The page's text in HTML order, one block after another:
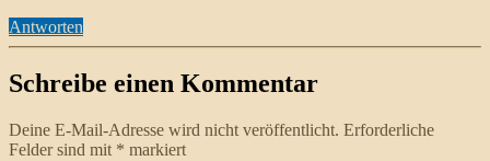
Antworten
Schreibe einen Kommentar
Deine E-Mail-Adresse wird nicht veröffentlicht. Erforderliche
Felder sind mit * markiert